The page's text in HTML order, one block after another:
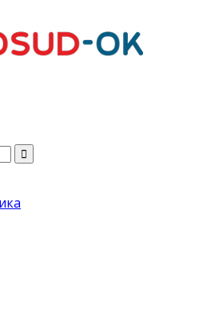
профилактика